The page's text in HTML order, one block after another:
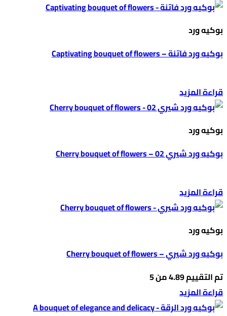
بوكيه ورد
بوكيه ورد فاتنة – Captivating bouquet of flowers
قراءة المزيد
بوكيه ورد
بوكيه ورد شيري 02 – Cherry bouquet of flowers
قراءة المزيد
بوكيه ورد
بوكيه ورد شيري – Cherry bouquet of flowers
تم التقييم4.89من 5
قراءة المزيد